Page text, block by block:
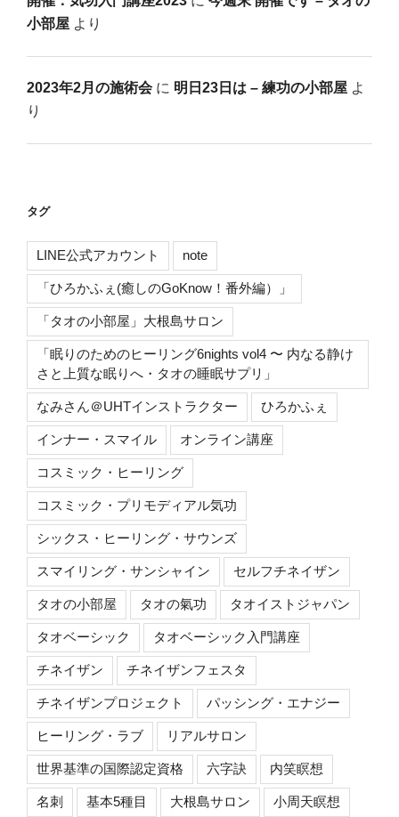
小部屋 より
2023年2月の施術会 に 明日23日は – 練功の小部屋 よ
り
タグ
LINE公式アカウント note
「ひろかふぇ(癒しのGoKnow！番外編）」
「タオの小部屋」大根島サロン
「眠りのためのヒーリング6nights vol4 〜 内なる静け
さと上質な眠りへ・タオの睡眠サプリ」
なみさん＠UHTインストラクター ひろかふぇ
インナー・スマイル オンライン講座
コスミック・ヒーリング
コスミック・プリモディアル気功
シックス・ヒーリング・サウンズ
スマイリング・サンシャイン セルフチネイザン
タオの小部屋 タオの氣功 タオイストジャパン
タオベーシック タオベーシック入門講座
チネイザン チネイザンフェスタ
チネイザンプロジェクト パッシング・エナジー
ヒーリング・ラブ リアルサロン
世界基準の国際認定資格 六字訣 内笑瞑想
名刺 基本5種目 大根島サロン 小周天瞑想